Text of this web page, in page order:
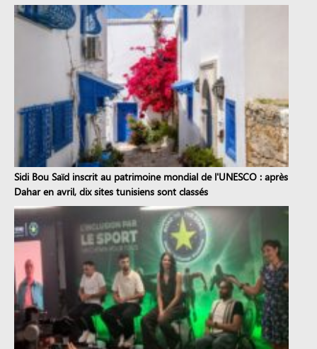
Sidi Bou Saïd inscrit au patrimoine mondial de l'UNESCO : après
Dahar en avril, dix sites tunisiens sont classés